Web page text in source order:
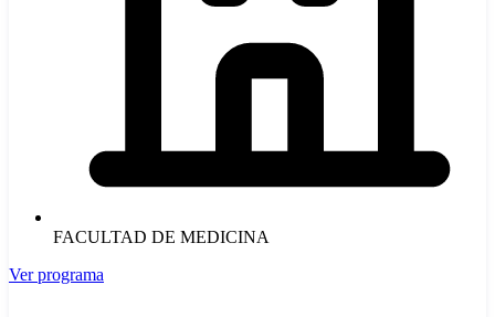
FACULTAD DE MEDICINA
Ver programa